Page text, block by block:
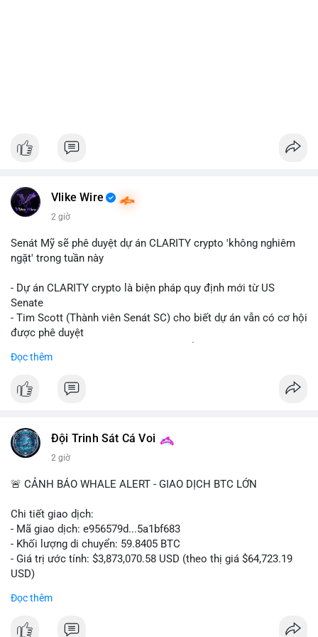
Vlike Wire
2 giờ
Senát Mỹ sẽ phê duyệt dự án CLARITY crypto 'không nghiêm
ngặt' trong tuần này
- Dự án CLARITY crypto là biện pháp quy định mới từ US
Senate
- Tim Scott (Thành viên Senát SC) cho biết dự án vẫn có cơ hội
được phê duyệt
trình
#vlikevn #titanbot
Đọc thêm
Đội Trinh Sát Cá Voi
2 giờ
🚨 CẢNH BÁO WHALE ALERT - GIAO DỊCH BTC LỚN
Chi tiết giao dịch:
- Mã giao dịch: e956579d...5a1bf683
- Khối lượng di chuyển: 59.8405 BTC
- Giá trị ước tính: $3,873,070.58 USD (theo thị giá $64,723.19
USD)
kích hoạt di chuyển trong mempool. Với quy mô này, khả năng
Đọc thêm